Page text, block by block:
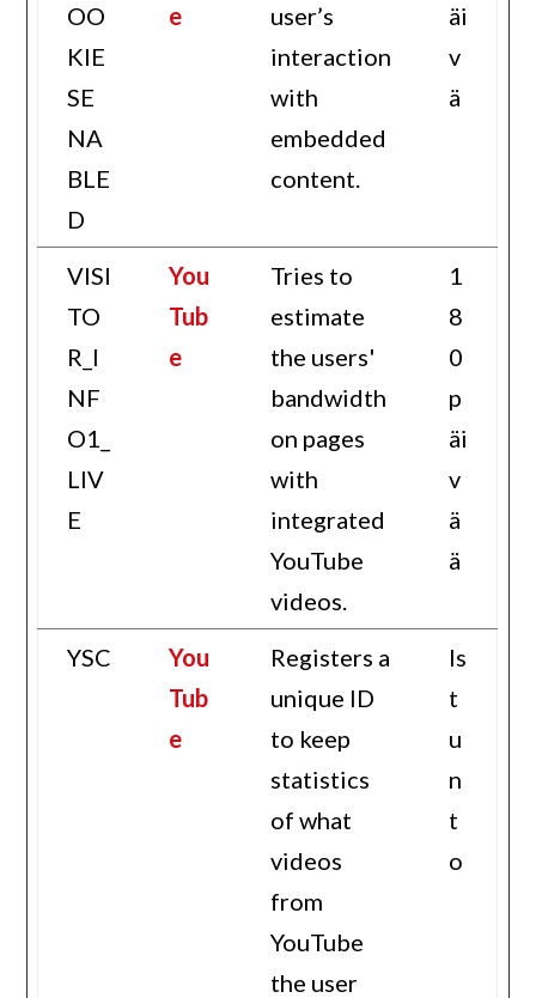
OO
KIE
SE
NA
BLE
D
e
user’s
interaction
with
embedded
content.
äi
v
ä
VISI
TO
R_I
NF
O1_
LIV
E
You
Tub
e
Tries to
estimate
the users'
bandwidth
on pages
with
integrated
YouTube
videos.
1
8
0
p
äi
v
ä
ä
YSC
You
Tub
e
Registers a
unique ID
to keep
statistics
of what
videos
from
YouTube
the user
Is
t
u
n
t
o